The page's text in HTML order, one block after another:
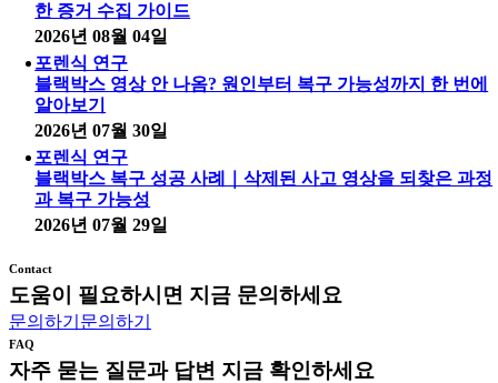
한 증거 수집 가이드
2026년 08월 04일
포렌식 연구
블랙박스 영상 안 나옴? 원인부터 복구 가능성까지 한 번에
알아보기
2026년 07월 30일
포렌식 연구
블랙박스 복구 성공 사례｜삭제된 사고 영상을 되찾은 과정
과 복구 가능성
2026년 07월 29일
Contact
도움이 필요하시면 지금 문의하세요
문의하기 문의하기
FAQ
자주 묻는 질문과 답변 지금 확인하세요